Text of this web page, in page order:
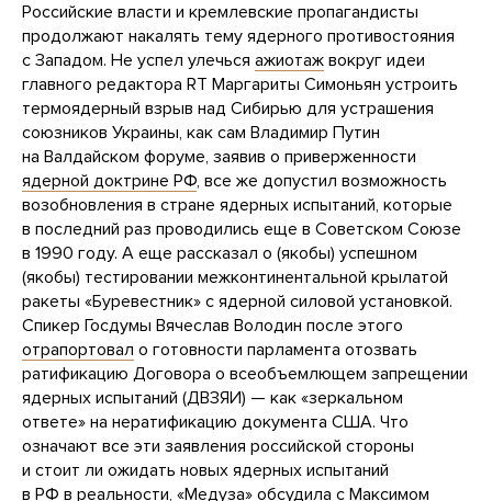
Российские власти и кремлевские пропагандисты
продолжают накалять тему ядерного противостояния
с Западом. Не успел улечься ажиотаж вокруг идеи
главного редактора RT Маргариты Симоньян устроить
термоядерный взрыв над Сибирью для устрашения
союзников Украины, как сам Владимир Путин
на Валдайском форуме, заявив о приверженности
ядерной доктрине РФ, все же допустил возможность
возобновления в стране ядерных испытаний, которые
в последний раз проводились еще в Советском Союзе
в 1990 году. А еще рассказал о (якобы) успешном
(якобы) тестировании межконтинентальной крылатой
ракеты «Буревестник» с ядерной силовой установкой.
Спикер Госдумы Вячеслав Володин после этого
отрапортовал о готовности парламента отозвать
ратификацию Договора о всеобъемлющем запрещении
ядерных испытаний (ДВЗЯИ) — как «зеркальном
ответе» на нератификацию документа США. Что
означают все эти заявления российской стороны
и стоит ли ожидать новых ядерных испытаний
в РФ в реальности, «Медуза» обсудила с Максимом